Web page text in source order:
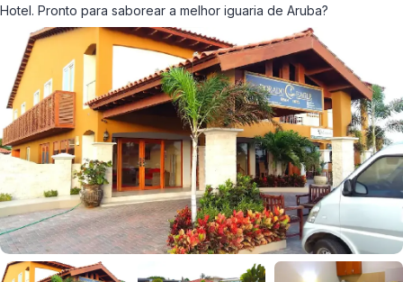
Hotel. Pronto para saborear a melhor iguaria de Aruba?